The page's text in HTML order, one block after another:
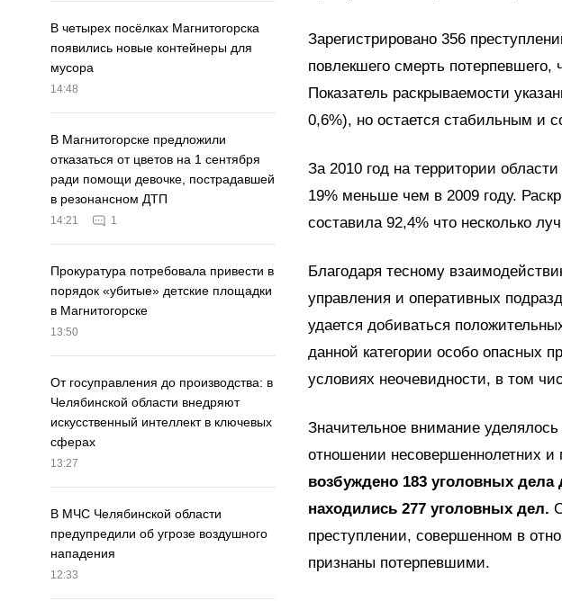
В четырех посёлках Магнитогорска
появились новые контейнеры для
мусора
14:48
В Магнитогорске предложили
отказаться от цветов на 1 сентября
ради помощи девочке, пострадавшей
в резонансном ДТП
14:21 1
Прокуратура потребовала привести в
порядок «убитые» детские площадки
в Магнитогорске
13:50
От госуправления до производства: в
Челябинской области внедряют
искусственный интеллект в ключевых
сферах
13:27
В МЧС Челябинской области
предупредили об угрозе воздушного
нападения
12:33
Зарегистрировано 356
повлекшего смерть
Показатель раскрываемости
0,6%), но остается стабильным и
За 2010 год на территории
19% меньше чем в 2009 году.
составила 92,4% что несколько
Благодаря тесному
управления и оперативных
удается добиваться
данной категории особо опасных
условиях неочевидности, в том
Значительное внимание
отношении несовершеннолетних и
возбуждено 183 уголовных дела
находились 277 уголовных дел.
преступлении, совершенном в
признаны потерпевшими.